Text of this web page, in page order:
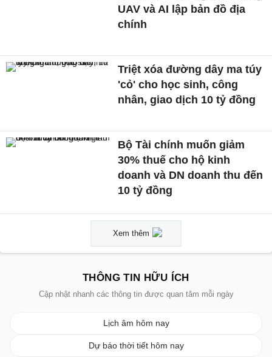
UAV và AI lập bản đồ địa
chính
Triệt xóa đường dây ma túy
'cỏ' cho học sinh, công
nhân, giao dịch 10 tỷ đồng
Bộ Tài chính muốn giảm
30% thuế cho hộ kinh
doanh và DN doanh thu đến
10 tỷ đồng
Xem thêm
THÔNG TIN HỮU ÍCH
Cập nhật nhanh các thông tin được quan tâm mỗi ngày
Lịch âm hôm nay
Dự báo thời tiết hôm nay